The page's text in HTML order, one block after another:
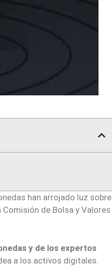
han arrojado luz sobre
Comisión de Bolsa y Valores
y de los expertos
a los activos digitales.